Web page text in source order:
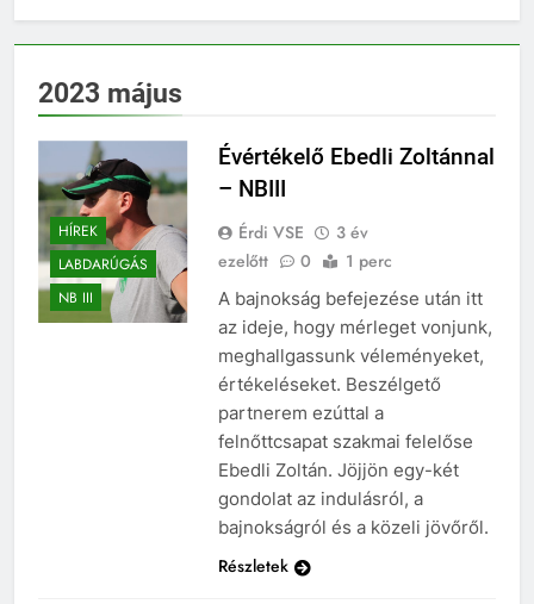
2023 május
HÍREK
LABDARÚGÁS
NB III
Évértékelő Ebedli Zoltánnal
– NBIII
Érdi VSE
3 év
ezelőtt
0 1 perc
A bajnokság befejezése után itt
az ideje, hogy mérleget vonjunk,
meghallgassunk véleményeket,
értékeléseket. Beszélgető
partnerem ezúttal a
felnőttcsapat szakmai felelőse
Ebedli Zoltán. Jöjjön egy-két
gondolat az indulásról, a
bajnokságról és a közeli jövőről.
Részletek